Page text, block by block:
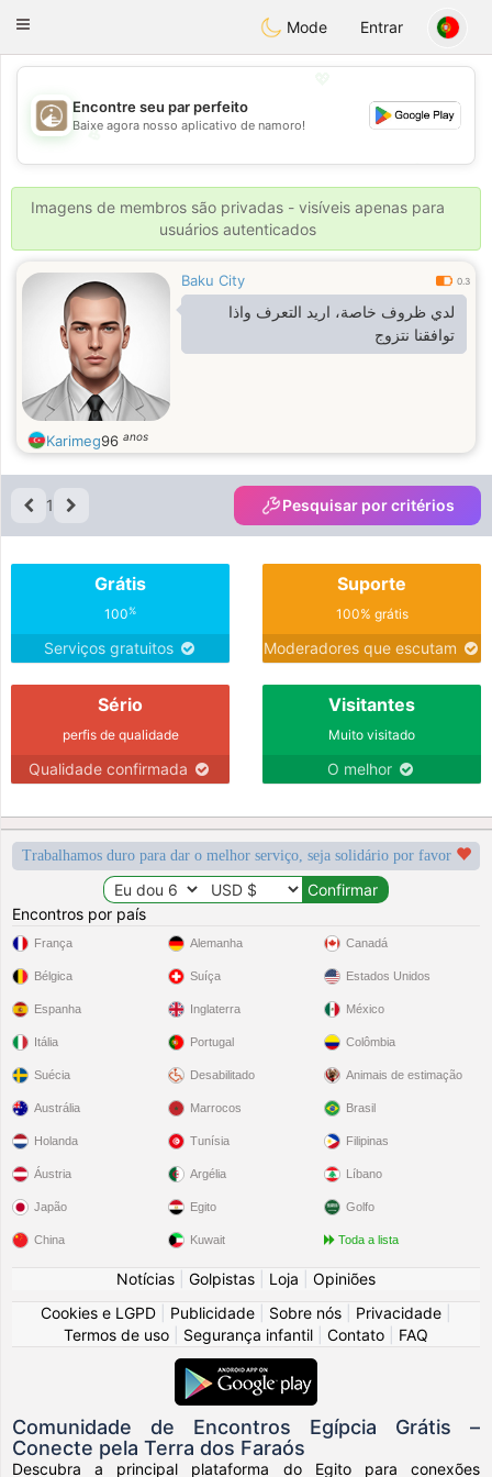
ahebik
Toggle
Mode Entrar
💖
💕
💕
Encontre seu par perfeito
Baixe agora nosso aplicativo de namoro!
Imagens de membros são privadas - visíveis apenas para
usuários autenticados
Baku City 0.3
لدي ظروف خاصة، اريد التعرف واذا
توافقنا نتزوج
Karimeg96 anos
1 Pesquisar por critérios
Grátis
100%
Serviços gratuitos
Suporte
100% grátis
Moderadores que escutam
Sério
perfis de qualidade
Qualidade confirmada
Visitantes
Muito visitado
O melhor
Trabalhamos duro para dar o melhor serviço, seja solidário por favor
Encontros por país
França
Bélgica
Espanha
Itália
Suécia
Alemanha
Suíça
Inglaterra
Portugal
Desabilitado
Canadá
Estados Unidos
México
Colômbia
Animais de estimação
Austrália
Holanda
Áustria
Japão
China
Marrocos
Tunísia
Argélia
Egito
Kuwait
Brasil
Filipinas
Líbano
Golfo
Toda a lista
Notícias Golpistas Loja
Opiniões
Cookies e LGPD
Publicidade Sobre nós Privacidade
Termos de uso
Segurança infantil Contato FAQ
Comunidade de Encontros Egípcia Grátis –
Conecte pela Terra dos Faraós
Descubra a principal plataforma do Egito para conexões